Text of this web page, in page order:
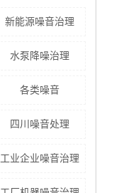
新能源噪音治理
水泵降噪治理
各类噪音
四川噪音处理
工业企业噪音治理